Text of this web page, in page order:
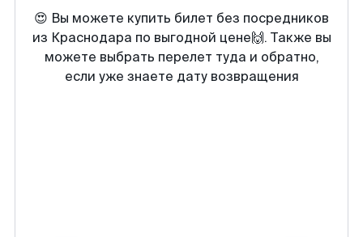
😍 Вы можете купить билет без посредников
из Краснодара по выгодной цене🙌. Также вы
можете выбрать перелет туда и обратно,
если уже знаете дату возвращения